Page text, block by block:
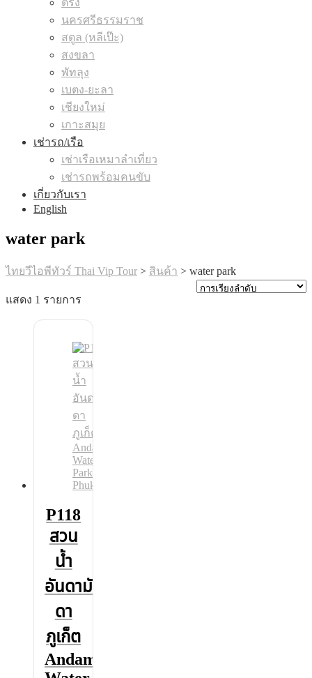
นครศรีธรรมราช
สตูล (หลีเป๊ะ)
สงขลา
พัทลุง
เบตง-ยะลา
เชียงใหม่
เกาะสมุย
เช่ารถ/เรือ
เช่าเรือเหมาลำเที่ยว
เช่ารถพร้อมคนขับ
เกี่ยวกับเรา
English
water park
ไทยวีไอพีทัวร์ Thai Vip Tour > สินค้า > water park
แสดง 1 รายการ
P118
สวน
น้ำ
อันดามัน
ดา
ภูเก็ต
Andamanda